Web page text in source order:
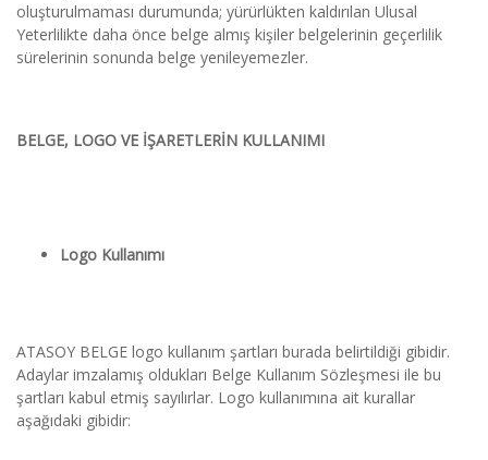
oluşturulmaması durumunda; yürürlükten kaldırılan Ulusal
Yeterlilikte daha önce belge almış kişiler belgelerinin geçerlilik
sürelerinin sonunda belge yenileyemezler.
BELGE, LOGO VE İŞARETLERİN KULLANIMI
Logo Kullanımı
ATASOY BELGE logo kullanım şartları burada belirtildiği gibidir.
Adaylar imzalamış oldukları Belge Kullanım Sözleşmesi ile bu
şartları kabul etmiş sayılırlar. Logo kullanımına ait kurallar
aşağıdaki gibidir: